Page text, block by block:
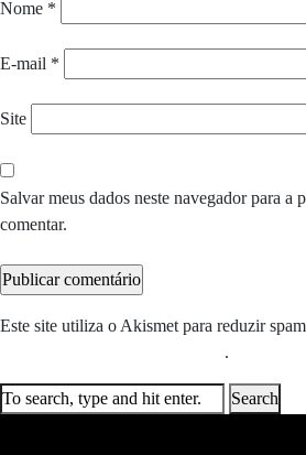
Nome *
E-mail *
Site
Salvar meus dados neste navegador para a
comentar.
Este site utiliza o Akismet para reduzir
.
Search